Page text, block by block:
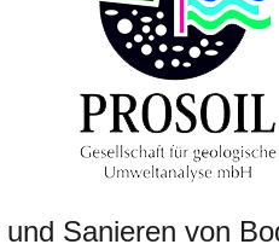
Sanieren von